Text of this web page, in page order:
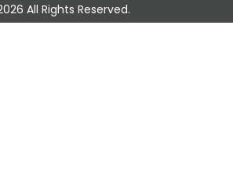
All Rights Reserved.